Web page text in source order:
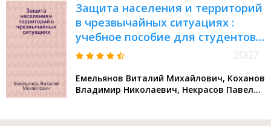
Защита населения и территорий
в чрезвычайных ситуациях :
учебное пособие для студентов
высших учебных заведений
Емельянов Виталий Михайлович, Коханов
Владимир Николаевич, Некрасов Павел